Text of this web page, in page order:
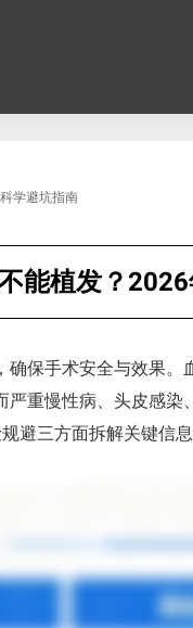
学避坑指南
能植发？
保手术安全与效果。
重慢性病、头皮感染
避三方面拆解关键信息